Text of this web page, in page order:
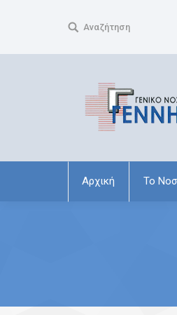
Search:Αναζήτηση
Αρχική Το